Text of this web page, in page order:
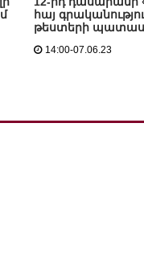
հայ
թեստերի
14:00-07.06.23